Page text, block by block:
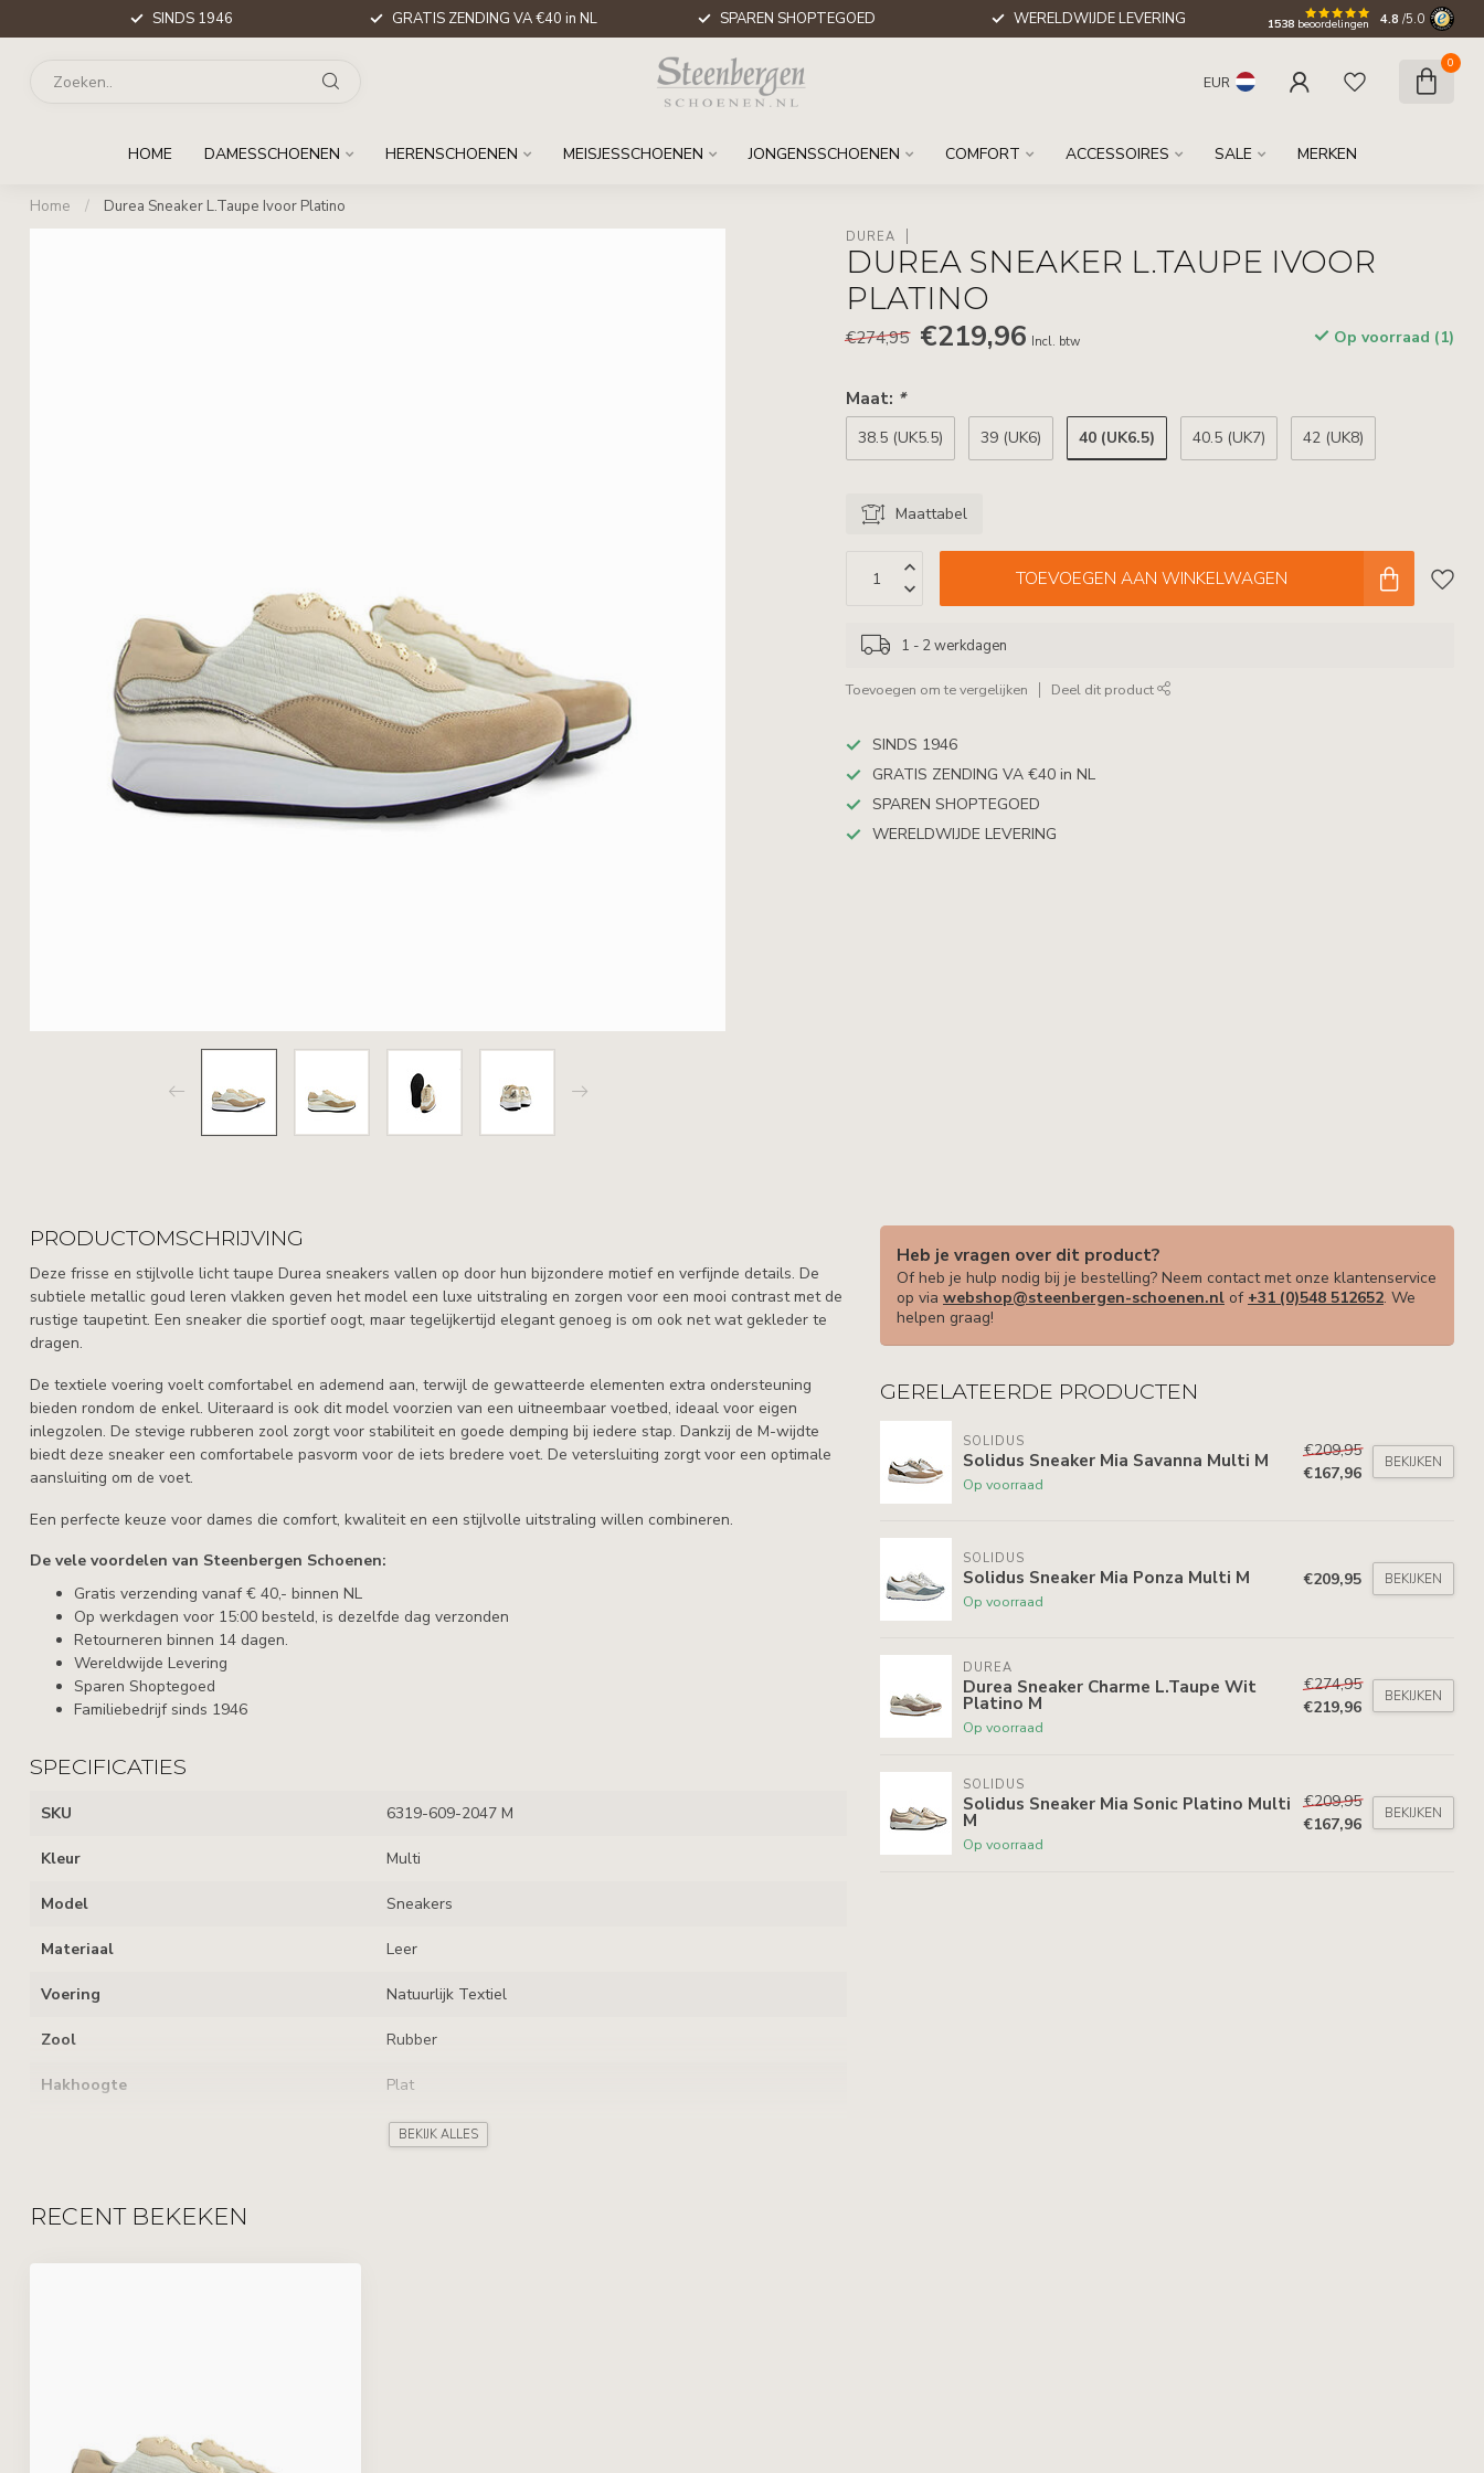
SINDS 1946 GRATIS ZENDING VA €40 in NL SPAREN SHOPTEGOED WERELDWIJDE LEVERING 1538 beoordelingen 4.8 /5.0
EUR
0
HOME DAMESSCHOENEN HERENSCHOENEN MEISJESSCHOENEN JONGENSSCHOENEN COMFORT ACCESSOIRES SALE MERKEN
Home / Durea Sneaker L.Taupe Ivoor Platino
DUREA
DUREA SNEAKER L.TAUPE IVOOR
PLATINO
€274,95 €219,96 Incl. btw Op voorraad (1)
Maat: *
38.5 (UK5.5) 39 (UK6) 40 (UK6.5) 40.5 (UK7) 42 (UK8)
Maattabel
TOEVOEGEN AAN WINKELWAGEN
1 - 2 werkdagen
Toevoegen om te vergelijken Deel dit product
SINDS 1946
GRATIS ZENDING VA €40 in NL
SPAREN SHOPTEGOED
WERELDWIJDE LEVERING
PRODUCTOMSCHRIJVING
Deze frisse en stijlvolle licht taupe Durea sneakers vallen op door hun bijzondere motief en verfijnde details. De
subtiele metallic goud leren vlakken geven het model een luxe uitstraling en zorgen voor een mooi contrast met de
rustige taupetint. Een sneaker die sportief oogt, maar tegelijkertijd elegant genoeg is om ook net wat gekleder te
dragen.
De textiele voering voelt comfortabel en ademend aan, terwijl de gewatteerde elementen extra ondersteuning
bieden rondom de enkel. Uiteraard is ook dit model voorzien van een uitneembaar voetbed, ideaal voor eigen
inlegzolen. De stevige rubberen zool zorgt voor stabiliteit en goede demping bij iedere stap. Dankzij de M-wijdte
biedt deze sneaker een comfortabele pasvorm voor de iets bredere voet. De vetersluiting zorgt voor een optimale
aansluiting om de voet.
Een perfecte keuze voor dames die comfort, kwaliteit en een stijlvolle uitstraling willen combineren.
De vele voordelen van Steenbergen Schoenen:
Gratis verzending vanaf € 40,- binnen NL
Op werkdagen voor 15:00 besteld, is dezelfde dag verzonden
Retourneren binnen 14 dagen.
Wereldwijde Levering
Sparen Shoptegoed
Familiebedrijf sinds 1946
SPECIFICATIES
SKU 6319-609-2047 M
Kleur Multi
Model Sneakers
Materiaal Leer
Voering Natuurlijk Textiel
Zool Rubber
Hakhoogte Plat
Kenmerken
Leverancierscode
BEKIJK ALLES
Heb je vragen over dit product?
Of heb je hulp nodig bij je bestelling? Neem contact met onze klantenservice
op via webshop@steenbergen-schoenen.nl of +31 (0)548 512652. We
helpen graag!
GERELATEERDE PRODUCTEN
SOLIDUS
Solidus Sneaker Mia Savanna Multi M
Op voorraad
€209,95
€167,96
BEKIJKEN
SOLIDUS
Solidus Sneaker Mia Ponza Multi M
Op voorraad
€209,95 BEKIJKEN
DUREA
Durea Sneaker Charme L.Taupe Wit
Platino M
Op voorraad
€274,95
€219,96
BEKIJKEN
SOLIDUS
Solidus Sneaker Mia Sonic Platino Multi
M
Op voorraad
€209,95
€167,96
BEKIJKEN
RECENT BEKEKEN